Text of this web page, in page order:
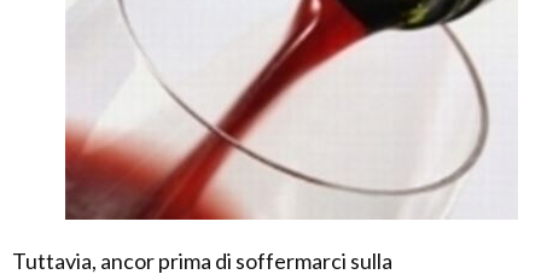
Tuttavia, ancor prima di soffermarci sulla